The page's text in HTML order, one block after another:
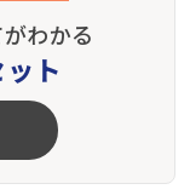
わかる
ト